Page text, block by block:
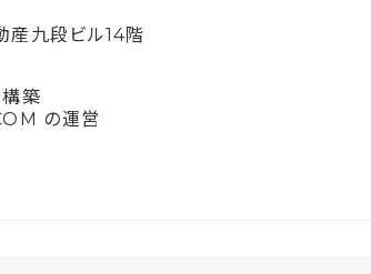
産九段ビル14階
築
の運営